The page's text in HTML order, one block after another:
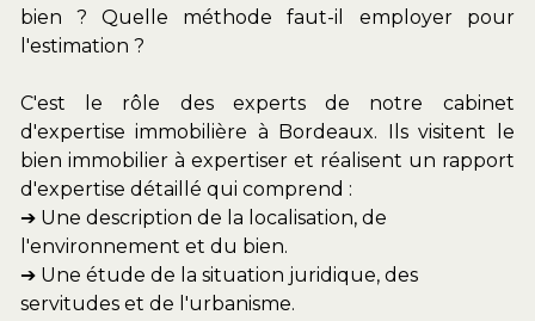
bien ? Quelle méthode faut-il employer pour
l'estimation ?
C'est le rôle des experts de notre cabinet
d'expertise immobilière à Bordeaux. Ils visitent le
bien immobilier à expertiser et réalisent un rapport
d'expertise détaillé qui comprend :
➔ Une description de la localisation, de
l'environnement et du bien.
➔ Une étude de la situation juridique, des
servitudes et de l'urbanisme.